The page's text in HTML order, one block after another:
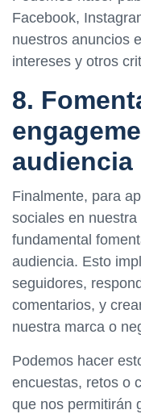
Facebook,
nuestros anuncios
intereses y otros
8.
audiencia
Finalmente, para
sociales en
fundamental
audiencia. Esto
seguidores,
comentarios, y
nuestra marca o
Podemos hacer
encuestas, retos o
que nos permitirán